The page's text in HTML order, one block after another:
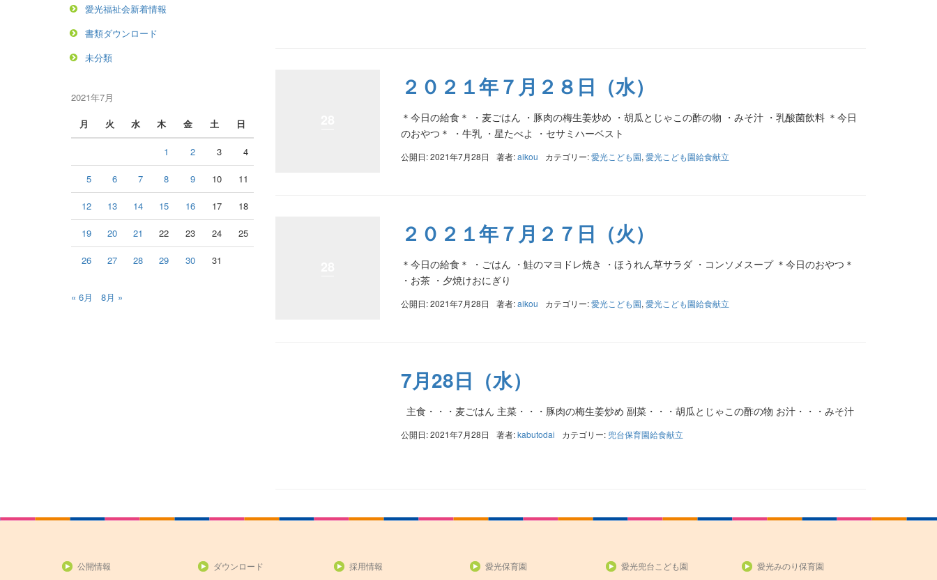
２０２１年７月２８日（水）
＊今日の給食＊ ・麦ごはん ・豚肉の梅生姜炒め ・胡瓜とじゃこの酢の物 ・みそ汁 ・乳酸菌飲料 ＊今日
のおやつ＊ ・牛乳 ・星たべよ ・セサミハーベスト
公開日: 2021年7月28日 著者:aikou カテゴリー:愛光こども園, 愛光こども園給食献立
２０２１年７月２７日（火）
＊今日の給食＊ ・ごはん ・鮭のマヨドレ焼き ・ほうれん草サラダ ・コンソメスープ ＊今日のおやつ＊
・お茶 ・夕焼けおにぎり
公開日: 2021年7月28日 著者:aikou カテゴリー:愛光こども園, 愛光こども園給食献立
7月28日（水）
主食・・・麦ごはん 主菜・・・豚肉の梅生姜炒め 副菜・・・胡瓜とじゃこの酢の物 お汁・・・みそ汁
公開日: 2021年7月28日 著者:kabutodai カテゴリー: 兜台保育園給食献立
愛光福祉会新着情報
書類ダウンロード
未分類
2021年7月
月
火 水 木 金 土 日
1 2 3 4
5 6 7 8 9 10 11
12 13 14 15 16 17 18
19 20 21 22 23 24 25
26 27 28 29 30 31
« 6月 8月 »
公開情報 ダウンロード 採用情報 愛光保育園 愛光兜台こども園 愛光みのり保育園